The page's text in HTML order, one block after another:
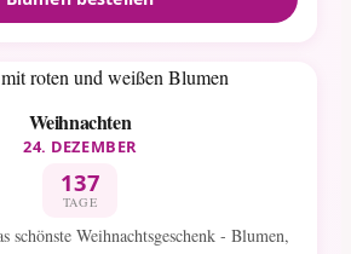
Weihnachten
24. DEZEMBER
137
TAGE
schönste Weihnachtsgeschenk - Blumen,